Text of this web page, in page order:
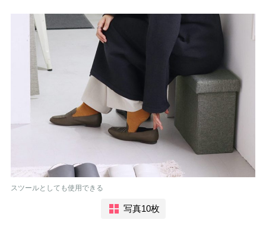
スツールとしても使用できる
写真10枚